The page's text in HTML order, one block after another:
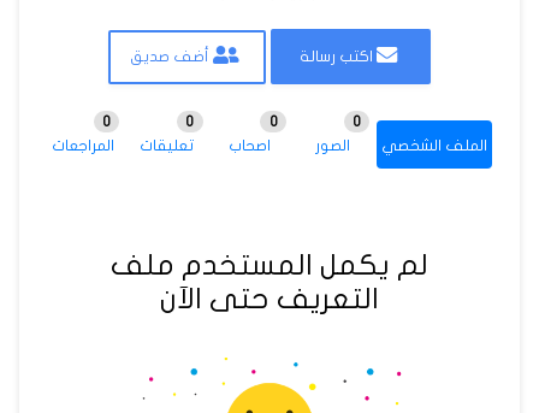
اكتب رسالة أضف صديق
الملف الشخصي الصور
0
اصحاب
0
تعليقات
0
المراجعات
0
لم يكمل المستخدم ملف
التعريف حتى الآن